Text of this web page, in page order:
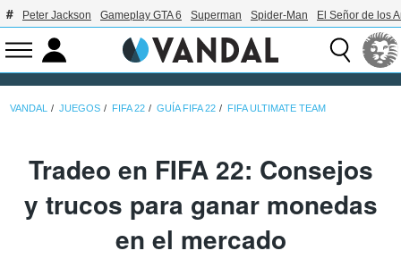
Peter Jackson Gameplay GTA 6 Superman Spider-Man El Señor de los
VANDAL JUEGOS FIFA 22 GUÍA FIFA 22 FIFA ULTIMATE TEAM
Tradeo en FIFA 22: Consejos
y trucos para ganar monedas
en el mercado